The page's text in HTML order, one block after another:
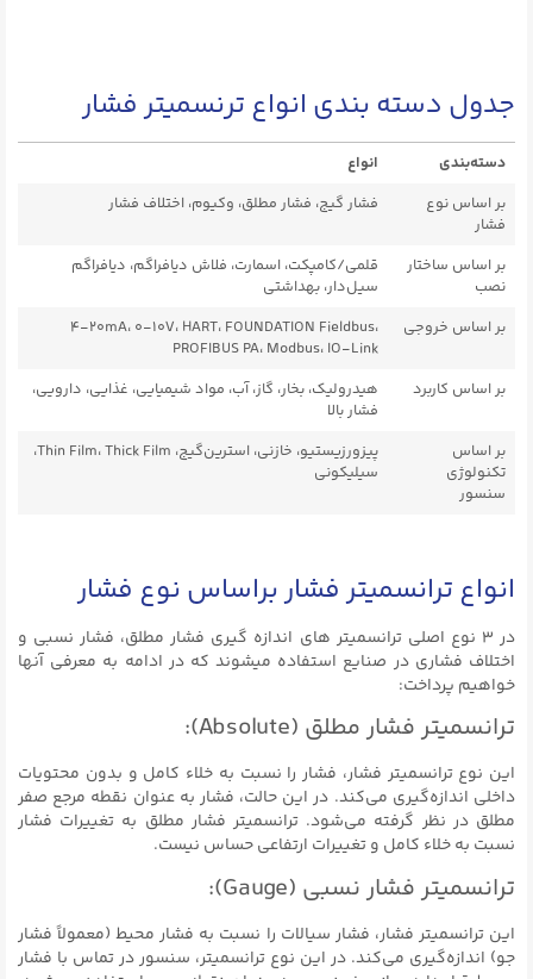
جدول دسته بندی انواع ترنسمیتر فشار
دسته‌بندی
انواع
بر اساس نوع
فشار
فشار گیج، فشار مطلق، وکیوم، اختلاف فشار
بر اساس ساختار
نصب
قلمی/کامپکت، اسمارت، فلاش دیافراگم، دیافراگم
سیل‌دار، بهداشتی
بر اساس خروجی
۴-20mA، ۰-10V، HART، FOUNDATION Fieldbus،
PROFIBUS PA، Modbus، IO-Link
بر اساس کاربرد
هیدرولیک، بخار، گاز، آب، مواد شیمیایی، غذایی، دارویی،
فشار بالا
بر اساس
تکنولوژی
سنسور
پیزورزیستیو، خازنی، استرین‌گیج، Thin Film، Thick Film،
سیلیکونی
انواع ترانسمیتر فشار براساس نوع فشار
در ۳ نوع اصلی ترانسمیتر های اندازه گیری فشار مطلق، فشار نسبی و
اختلاف فشاری در صنایع استفاده میشوند که در ادامه به معرفی آنها
خواهیم پرداخت:
ترانسمیتر فشار مطلق (Absolute):
این نوع ترانسمیتر فشار، فشار را نسبت به خلاء کامل و بدون محتویات
داخلی اندازه‌گیری می‌کند. در این حالت، فشار به عنوان نقطه مرجع صفر
مطلق در نظر گرفته می‌شود. ترانسمیتر فشار مطلق به تغییرات فشار
نسبت به خلاء کامل و تغییرات ارتفاعی حساس نیست.
ترانسمیتر فشار نسبی (Gauge):
این ترانسمیتر فشار، فشار سیالات را نسبت به فشار محیط (معمولاً فشار
جو) اندازه‌گیری می‌کند. در این نوع ترانسمیتر، سنسور در تماس با فشار